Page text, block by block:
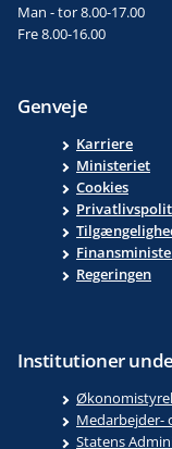
Man - tor 8.00-17.00
Fre 8.00-16.00
Genveje
Karriere
Ministeriet
Cookies
Regeringen
Institutioner
Medarbejder-
Statens